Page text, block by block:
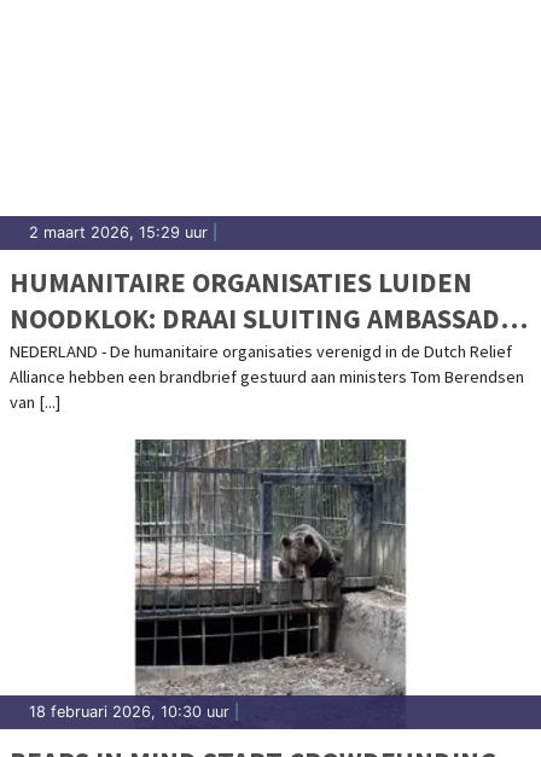
2 maart 2026, 15:29 uur
HUMANITAIRE ORGANISATIES LUIDEN
NOODKLOK: DRAAI SLUITING AMBASSADE
ZUID-SOEDAN TERUG
NEDERLAND - De humanitaire organisaties verenigd in de Dutch Relief
Alliance hebben een brandbrief gestuurd aan ministers Tom Berendsen
van [...]
18 februari 2026, 10:30 uur